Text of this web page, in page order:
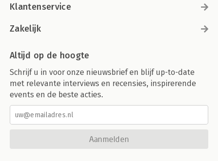
Klantenservice
Zakelijk
Altijd op de hoogte
Schrijf u in voor onze nieuwsbrief en blijf up-to-date
met relevante interviews en recensies, inspirerende
events en de beste acties.
Aanmelden